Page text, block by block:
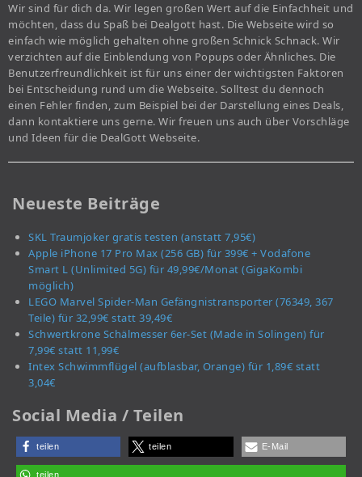
Wir sind für dich da. Wir legen großen Wert auf die Einfachheit und
möchten, dass du Spaß bei Dealgott hast. Die Webseite wird so
einfach wie möglich gehalten ohne großen Schnick Schnack. Wir
verzichten auf die Einblendung von Popups oder Ähnliches. Die
Benutzerfreundlichkeit ist für uns einer der wichtigsten Faktoren
bei Entscheidung rund um die Webseite. Solltest du dennoch
einen Fehler finden, zum Beispiel bei der Darstellung eines Deals,
dann kontaktiere uns gerne. Wir freuen uns auch über Vorschläge
und Ideen für die DealGott Webseite.
Neueste Beiträge
SKL Traumjoker gratis testen (anstatt 7,95€)
Apple iPhone 17 Pro Max (256 GB) für 399€ + Vodafone
Smart L (Unlimited 5G) für 49,99€/Monat (GigaKombi
möglich)
LEGO Marvel Spider-Man Gefängnistransporter (76349, 367
Teile) für 32,99€ statt 39,49€
Schwertkrone Schälmesser 6er-Set (Made in Solingen) für
7,99€ statt 11,99€
Intex Schwimmflügel (aufblasbar, Orange) für 1,89€ statt
3,04€
Social Media / Teilen
teilen teilen E-Mail
teilen